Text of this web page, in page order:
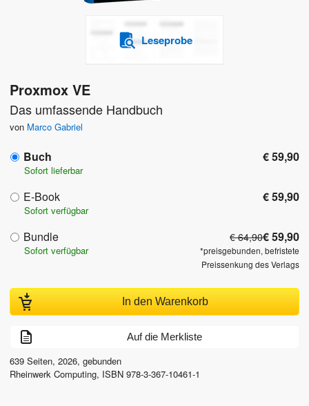
Leseprobe
Proxmox VE
Das umfassende Handbuch
von Marco Gabriel
Buch € 59,90
Sofort lieferbar
E-Book € 59,90
Sofort verfügbar
Bundle € 64,90€ 59,90
*preisgebunden, befristete
Preissenkung des Verlags
Sofort verfügbar
In den Warenkorb
Auf die Merkliste
639 Seiten, 2026, gebunden
Rheinwerk Computing, ISBN 978-3-367-10461-1